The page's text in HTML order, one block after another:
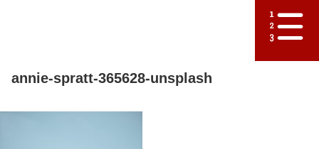
annie-spratt-365628-unsplash